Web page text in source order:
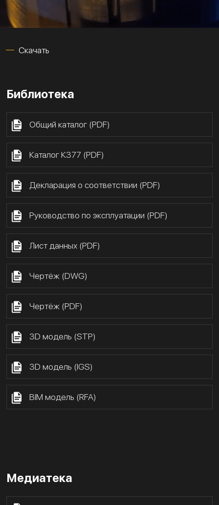
Скачать
Библиотека
Общий каталог (PDF)
Каталог К377 (PDF)
Декларация о соответствии (PDF)
Руководство по эксплуатации (PDF)
Лист данных (PDF)
Чертёж (DWG)
Чертёж (PDF)
3D модель (STP)
3D модель (IGS)
BIM модель (RFA)
Медиатека